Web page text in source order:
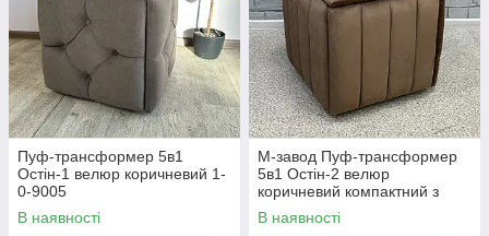
Пуф-трансформер 5в1
Остін-1 велюр коричневий 1-
0-9005
В наявності
М-завод Пуф-трансформер
5в1 Остін-2 велюр
коричневий компактний з
металевим каркасом для
кухні вітальні
В наявності